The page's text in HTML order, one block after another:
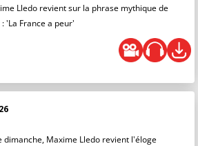
Lledo revient sur la phrase mythique de
'La France a peur'
dimanche, Maxime Lledo revient l'éloge